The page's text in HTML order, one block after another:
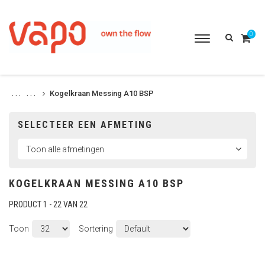
Toggle
0
. . . . . . Kogelkraan Messing A10 BSP
SELECTEER EEN AFMETING
KOGELKRAAN MESSING A10 BSP
PRODUCT 1 - 22 VAN 22
Toon Sortering